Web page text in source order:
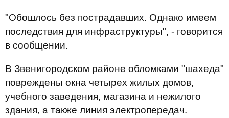
"Обошлось без пострадавших. Однако имеем
последствия для инфраструктуры", - говорится
в сообщении.
В Звенигородском районе обломками "шахеда"
повреждены окна четырех жилых домов,
учебного заведения, магазина и нежилого
здания, а также линия электропередач.